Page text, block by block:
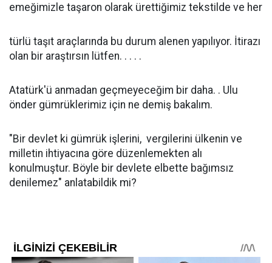
emeğimizle taşaron olarak ürettiğimiz tekstilde ve her
türlü taşıt araçlarında bu durum alenen yapılıyor. İtirazı
olan bir araştırsın lütfen. . . . .
Atatürk'ü anmadan geçmeyeceğim bir daha. . Ulu
önder gümrüklerimiz için ne demiş bakalım.
"Bir devlet ki gümrük işlerini, vergilerini ülkenin ve
milletin ihtiyacına göre düzenlemekten alı
konulmuştur. Böyle bir devlete elbette bağımsız
denilemez" anlatabildik mi?